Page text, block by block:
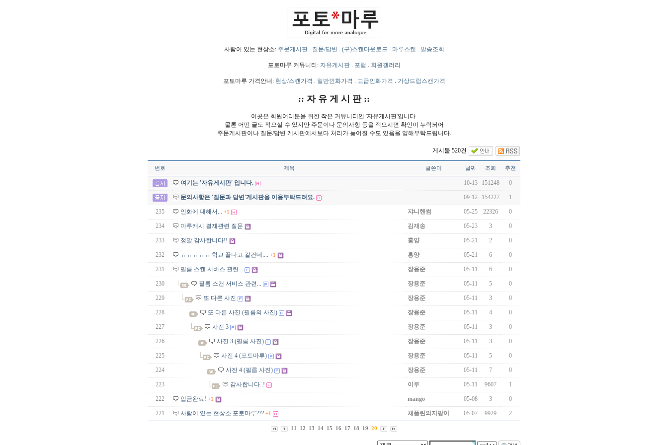
사람이 있는 현상소: 주문게시판. 질문/답변 . (구)스캔다운로드 . 마루스캔 . 발송조회
포토마루 커뮤니티: 자유게시판. 포럼 . 회원갤러리
포토마루 가격안내: 현상/스캔가격 . 일반인화가격 . 고급인화가격 . 가상드럼스캔가격
:: 자 유 게 시 판 ::
이곳은 회원여러분을 위한 작은 커뮤니티인 '자유게시판'입니다.
물론 어떤 글도 적으실 수 있지만 주문이나 문의사항 등을 적으시면 확인이 누락되어
주문게시판이나 질문/답변 게시판에서보다 처리가 늦어질 수도 있음을 양해부탁드립니다.
게시물 520건
번호 제목 글쓴이 날짜 조회 추천
여기는 '자유게시판' 입니다. 10-13 151248 0
문의사항은 '질문과 답변'게시판을 이용부탁드려요. 09-12 154227 1
235 인화에 대해서... +1 쟈니핸썸 05-25 22326 0
234 마루캐시 결재관련 질문 김재송 05-23 3 0
233 정말 감사합니다!! 홍양 05-21 2 0
232 ㅠㅠㅠㅠㅠ 학교 끝나고 갈건데.... +1 홍양 05-21 6 0
231 필름 스캔 서비스 관련... 장용준 05-11 6 0
230 필름 스캔 서비스 관련... 장용준 05-11 5 0
229 또 다른 사진 장용준 05-11 3 0
228 또 다른 사진 (필름의 사진) 장용준 05-11 4 0
227 사진 3 장용준 05-11 3 0
226 사진 3 (필름 사진) 장용준 05-11 3 0
225 사진 4 (포토마루) 장용준 05-11 5 0
224 사진 4 (필름 사진) 장용준 05-11 7 0
223 감사합니다..! 이루 05-11 9607 1
222 입금완료! +1 mango 05-08 3 0
221 사람이 있는 현상소 포토마루??? +1 채플린의지팡이 05-07 9929 2
11 12 13 14 15 16 17 18 19 20